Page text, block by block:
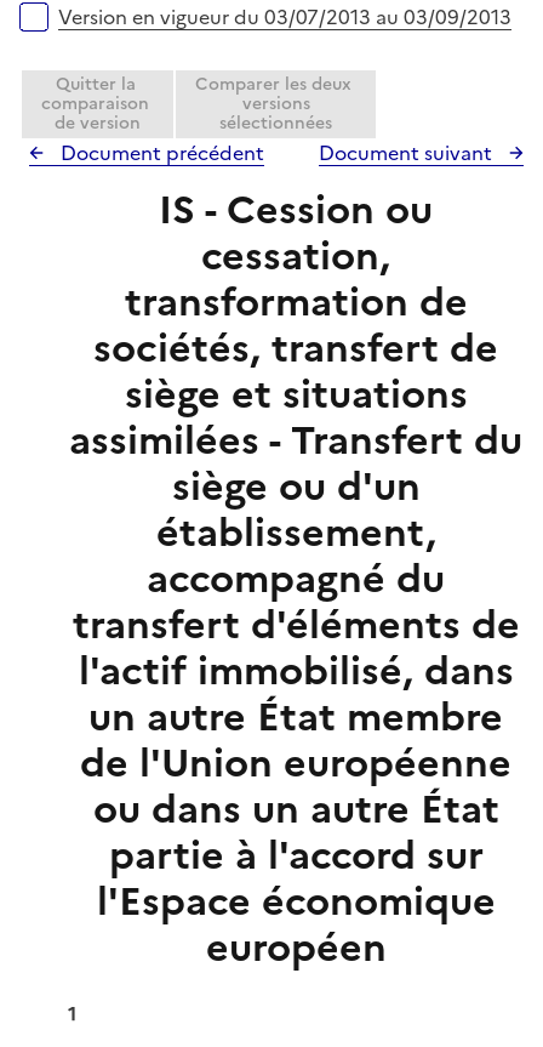
eVersion en vigueur du 03/07/2013 au 03/09/2013
Quitter la
comparaison
de version
Comparer les deux
versions
sélectionnées
Document précédent Document suivant
IS - Cession ou
cessation,
transformation de
sociétés, transfert de
siège et situations
assimilées - Transfert du
siège ou d'un
établissement,
accompagné du
transfert d'éléments de
l'actif immobilisé, dans
un autre État membre
de l'Union européenne
ou dans un autre État
partie à l'accord sur
l'Espace économique
européen
1